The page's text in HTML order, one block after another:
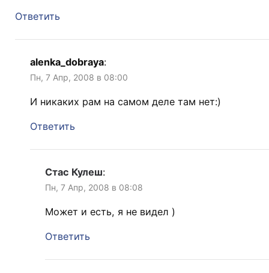
Ответить
alenka_dobraya:
Пн, 7 Апр, 2008 в 08:00
И никаких рам на самом деле там нет:)
Ответить
Стас Кулеш:
Пн, 7 Апр, 2008 в 08:08
Может и есть, я не видел )
Ответить